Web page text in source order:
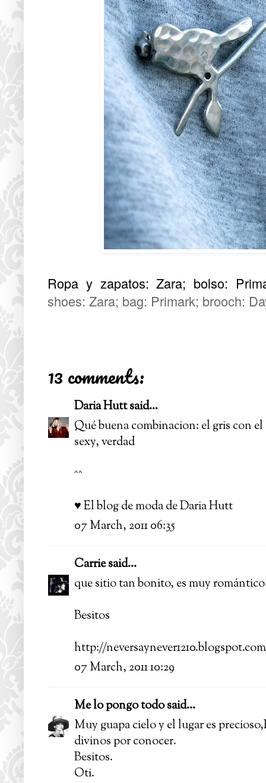
Ropa y zapatos: Zara; bolso:
shoes: Zara; bag: Primark; brooch:
13 comments:
Daria Huttsaid...
Qué buena combinacion: el gris con
sexy, verdad
^^
♥ El blog de moda de Daria Hutt
07 March, 2011 06:35
Carriesaid...
que sitio tan bonito, es muy
Besitos
http://
07 March, 2011 10:29
Me lo pongo todosaid...
Muy guapa cielo y el lugar es
divinos por conocer.
Besitos.
Oti.